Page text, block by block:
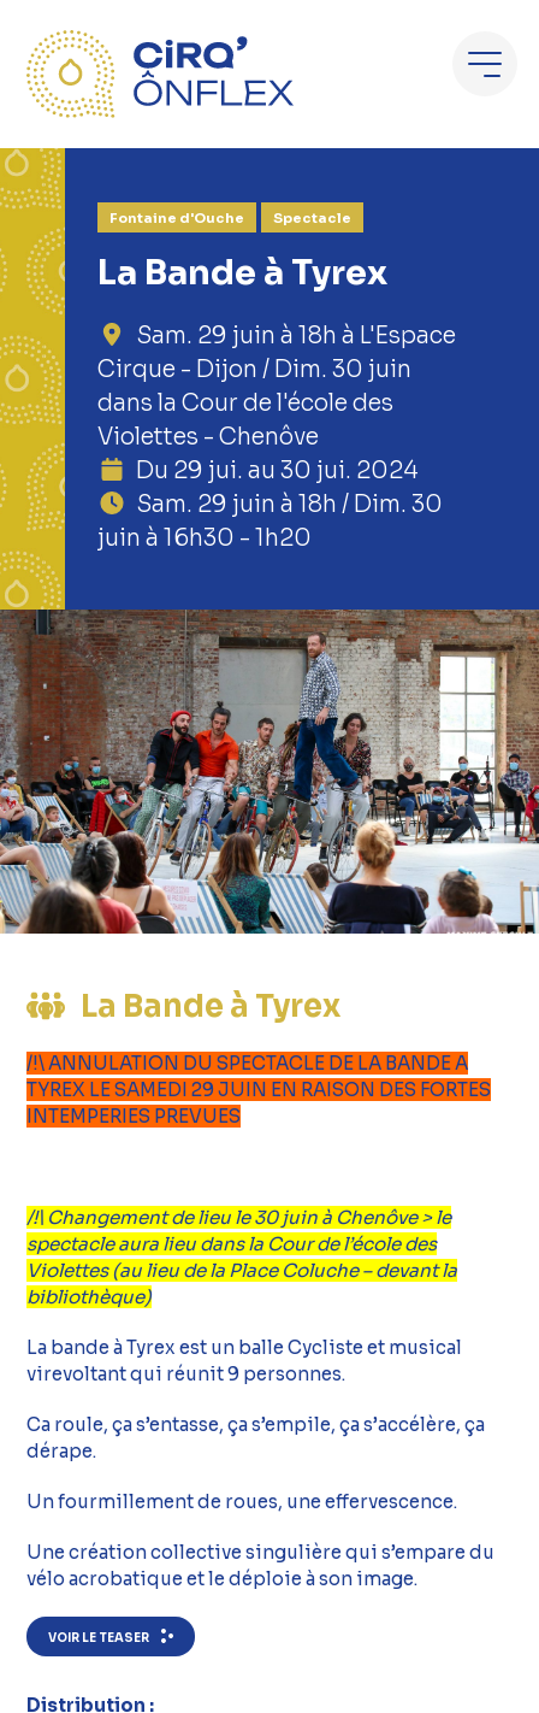
Fontaine d'Ouche Spectacle
La Bande à Tyrex
Sam. 29 juin à 18h à L'Espace
Cirque - Dijon / Dim. 30 juin
dans la Cour de l'école des
Violettes - Chenôve
Du 29 jui. au 30 jui. 2024
Sam. 29 juin à 18h / Dim. 30
juin à 16h30 - 1h20
La Bande à Tyrex
/!\ ANNULATION DU SPECTACLE DE LA BANDE A
TYREX LE SAMEDI 29 JUIN EN RAISON DES FORTES
INTEMPERIES PREVUES
/!\ Changement de lieu le 30 juin à Chenôve > le
spectacle aura lieu dans la Cour de l’école des
Violettes (au lieu de la Place Coluche – devant la
bibliothèque)
La bande à Tyrex est un balle Cycliste et musical
virevoltant qui réunit 9 personnes.
Ca roule, ça s’entasse, ça s’empile, ça s’accélère, ça
dérape.
Un fourmillement de roues, une effervescence.
Une création collective singulière qui s’empare du
vélo acrobatique et le déploie à son image.
VOIR LE TEASER
Distribution :